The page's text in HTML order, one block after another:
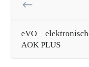
eVO –
AOK PLUS